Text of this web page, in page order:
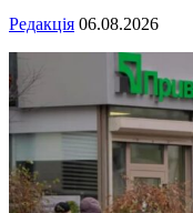
Редакція 06.08.2026